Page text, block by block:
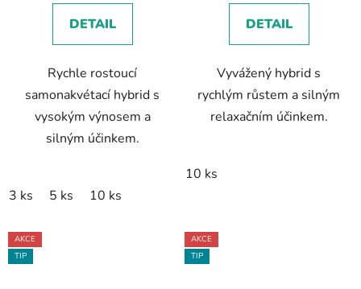
DETAIL
Rychle rostoucí
samonakvétací hybrid s
vysokým výnosem a
silným účinkem.
3 ks 5 ks 10 ks
DETAIL
Vyvážený hybrid s
rychlým růstem a silným
relaxačním účinkem.
10 ks
AKCE
TIP
AKCE
TIP